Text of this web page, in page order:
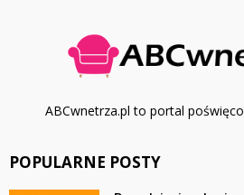
ABCwnetrza.pl to portal
POPULARNE POSTY